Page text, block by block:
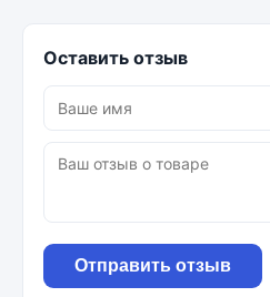
Оставить отзыв
Отправить отзыв